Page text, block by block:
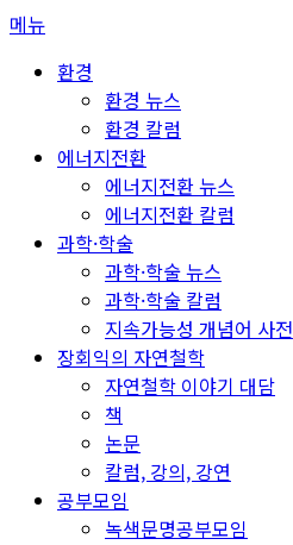
콘
메뉴
환경
환경 뉴스
환경 칼럼
에너지전환
에너지전환 뉴스
에너지전환 칼럼
과학·학술
과학·학술 뉴스
과학·학술 칼럼
지속가능성 개념어 사전
장회익의 자연철학
자연철학 이야기 대담
책
논문
칼럼, 강의, 강연
공부모임
녹색문명공부모임